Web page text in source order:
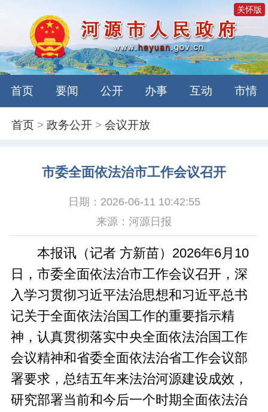
关怀版
首页 要闻 公开 办事 互动 市情
首页 >政务公开 >会议开放
市委全面依法治市工作会议召开
日期：2026-06-11 10:42:55
来源：河源日报
本报讯（记者 方新苗）2026年6月10
日，市委全面依法治市工作会议召开，深
入学习贯彻习近平法治思想和习近平总书
记关于全面依法治国工作的重要指示精
神，认真贯彻落实中央全面依法治国工作
会议精神和省委全面依法治省工作会议部
署要求，总结五年来法治河源建设成效，
研究部署当前和今后一个时期全面依法治